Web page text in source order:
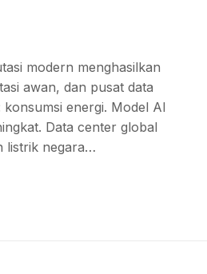
modern menghasilkan
awan, dan pusat data
energi. Model AI
Data center global
listrik negara…